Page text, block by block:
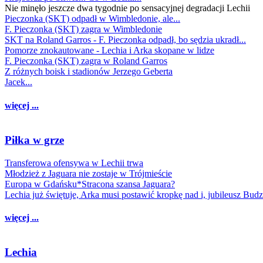
Nie minęło jeszcze dwa tygodnie po sensacyjnej degradacji Lechii
Pieczonka (SKT) odpadł w Wimbledonie, ale...
F. Pieczonka (SKT) zagra w Wimbledonie
SKT na Roland Garros - F. Pieczonka odpadł, bo sędzia ukradł...
Pomorze znokautowane - Lechia i Arka skopane w lidze
F. Pieczonka (SKT) zagra w Roland Garros
Z różnych boisk i stadionów Jerzego Geberta
Jacek...
więcej ...
Piłka w grze
Transferowa ofensywa w Lechii trwa
Młodzież z Jaguara nie zostaje w Trójmieście
Europa w Gdańsku*Stracona szansa Jaguara?
Lechia już świętuje, Arka musi postawić kropkę nad i, jubileusz
więcej ...
Lechia